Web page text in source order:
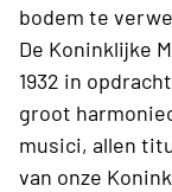
bodem te
De Koninklijke
1932 in
groot
musici, allen
van onze